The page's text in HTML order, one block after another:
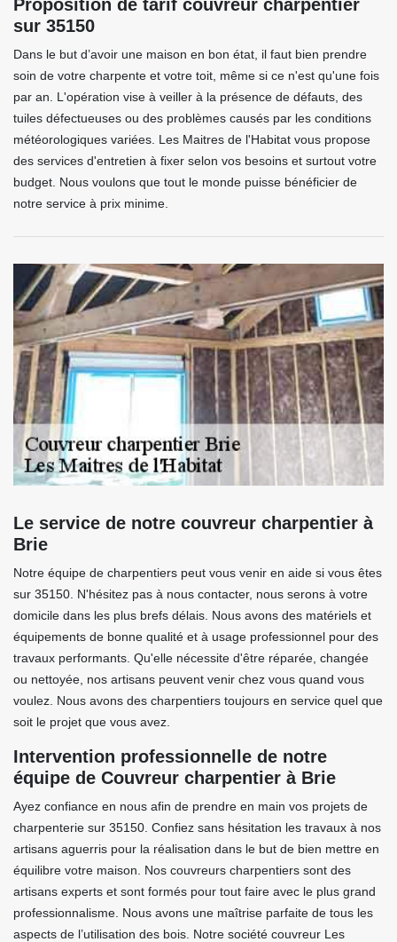
Proposition de tarif couvreur charpentier
sur 35150
Dans le but d’avoir une maison en bon état, il faut bien prendre
soin de votre charpente et votre toit, même si ce n'est qu'une fois
par an. L'opération vise à veiller à la présence de défauts, des
tuiles défectueuses ou des problèmes causés par les conditions
météorologiques variées. Les Maitres de l'Habitat vous propose
des services d'entretien à fixer selon vos besoins et surtout votre
budget. Nous voulons que tout le monde puisse bénéficier de
notre service à prix minime.
Le service de notre couvreur charpentier à
Brie
Notre équipe de charpentiers peut vous venir en aide si vous êtes
sur 35150. N'hésitez pas à nous contacter, nous serons à votre
domicile dans les plus brefs délais. Nous avons des matériels et
équipements de bonne qualité et à usage professionnel pour des
travaux performants. Qu'elle nécessite d'être réparée, changée
ou nettoyée, nos artisans peuvent venir chez vous quand vous
voulez. Nous avons des charpentiers toujours en service quel que
soit le projet que vous avez.
Intervention professionnelle de notre
équipe de Couvreur charpentier à Brie
Ayez confiance en nous afin de prendre en main vos projets de
charpenterie sur 35150. Confiez sans hésitation les travaux à nos
artisans aguerris pour la réalisation dans le but de bien mettre en
équilibre votre maison. Nos couvreurs charpentiers sont des
artisans experts et sont formés pour tout faire avec le plus grand
professionnalisme. Nous avons une maîtrise parfaite de tous les
aspects de l’utilisation des bois. Notre société couvreur Les